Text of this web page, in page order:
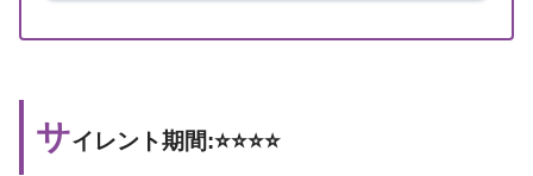
サイレント期間:⭐️⭐️⭐️⭐️